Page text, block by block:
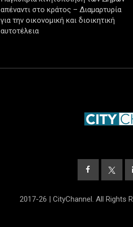
απέναντι στο κράτος – Διαμαρτυρία
για την οικονομική και διοικητική
αυτοτέλεια
2017-26 | CityChannel. All Rights